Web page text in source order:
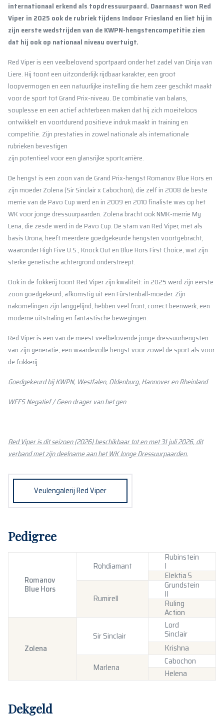
internationaal erkend als topdressuurpaard. Daarnaast won Red
Viper in 2025 ook de rubriek tijdens Indoor Friesland en liet hij in
zijn eerste wedstrijden van de KWPN-hengstencompetitie zien
dat hij ook op nationaal niveau overtuigt.
Red Viper is een veelbelovend sportpaard onder het zadel van Dinja van
Liere. Hij toont een uitzonderlijk rijdbaar karakter, een groot
loopvermogen en een natuurlijke instelling die hem zeer geschikt maakt
voor de sport tot Grand Prix-niveau. De combinatie van balans,
souplesse en een actief achterbeen maken dat hij zich moeiteloos
ontwikkelt en voortdurend positieve indruk maakt in training en
competitie. Zijn prestaties in zowel nationale als internationale
rubrieken bevestigen
zijn potentieel voor een glansrijke sportcarrière.
De hengst is een zoon van de Grand Prix-hengst Romanov Blue Hors en
zijn moeder Zolena (Sir Sinclair x Cabochon), die zelf in 2008 de beste
merrie van de Pavo Cup werd en in 2009 en 2010 finaliste was op het
WK voor jonge dressuurpaarden. Zolena bracht ook NMK-merrie My
Lena, die zesde werd in de Pavo Cup. De stam van Red Viper, met als
basis Urona, heeft meerdere goedgekeurde hengsten voortgebracht,
waaronder High Five U.S., Knock Out en Blue Hors First Choice, wat zijn
sterke genetische achtergrond onderstreept.
Ook in de fokkerij toont Red Viper zijn kwaliteit: in 2025 werd zijn eerste
zoon goedgekeurd, afkomstig uit een Fürstenball-moeder. Zijn
nakomelingen zijn langgelijnd, hebben veel front, correct beenwerk, een
moderne uitstraling en fantastische bewegingen.
Red Viper is een van de meest veelbelovende jonge dressuurhengsten
van zijn generatie, een waardevolle hengst voor zowel de sport als voor
de fokkerij.
Goedgekeurd bij KWPN, Westfalen, Oldenburg, Hannover en Rheinland
WFFS Negatief / Geen drager van het gen
Red Viper is dit seizoen (2026) beschikbaar tot en met 31 juli 2026, dit
verband met zijn deelname aan het WK Jonge Dressuurpaarden.
Veulengalerij Red Viper
Pedigree
Romanov
Blue Hors
Rohdiamant
Rubinstein
I
Elektia 5
Rumirell
Grundstein
II
Ruling
Action
Zolena
Sir Sinclair
Lord
Sinclair
Krishna
Marlena
Cabochon
Helena
Dekgeld